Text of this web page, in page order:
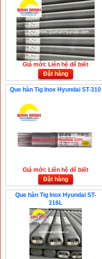
Giá mới: Liên hệ để biết
Đặt hàng
Que hàn Tig Inox Hyundai ST-310
Giá mới: Liên hệ để biết
Đặt hàng
Que hàn Tig Inox Hyundai ST-
316L